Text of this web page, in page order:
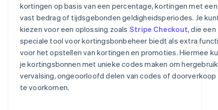
kortingen op basis van een percentage, kortingen met een
vast bedrag of tijdsgebonden geldigheidsperiodes. Je
kiezen voor een oplossing zoals Stripe Checkout, die een
speciale tool voor kortingsbonbeheer biedt als extra
voor het opstellen van kortingen en promoties. Hiermee
je kortingsbonnen met unieke codes maken om
vervalsing, ongeoorloofd delen van codes of doorverkoop
te voorkomen.